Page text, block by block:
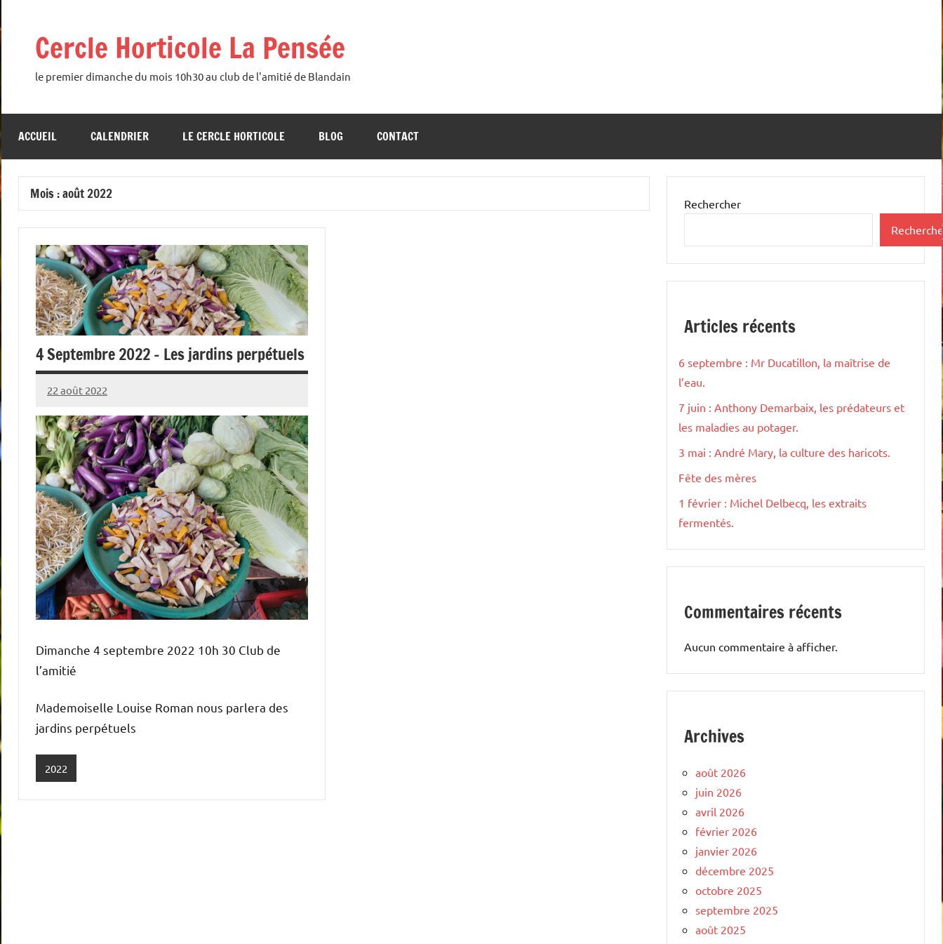
au
contenuCercle Horticole La Pensée
le premier dimanche du mois 10h30 au club de l'amitié de Blandain
ACCUEIL CALENDRIER LE CERCLE HORTICOLE BLOG CONTACT
Mois :août 2022
4 Septembre 2022 – Les jardins perpétuels
22 août 2022
admin
Dimanche 4 septembre 2022 10h 30 Club de
l’amitié
Mademoiselle Louise Roman nous parlera des
jardins perpétuels
2022
Rechercher
Articles récents
6 septembre : Mr Ducatillon, la maîtrise de
l’eau.
7 juin : Anthony Demarbaix, les prédateurs et
les maladies au potager.
3 mai : André Mary, la culture des haricots.
Fête des mères
1 février : Michel Delbecq, les extraits
fermentés.
Commentaires récents
Aucun commentaire à afficher.
Archives
août 2026
juin 2026
avril 2026
février 2026
janvier 2026
décembre 2025
octobre 2025
septembre 2025
août 2025